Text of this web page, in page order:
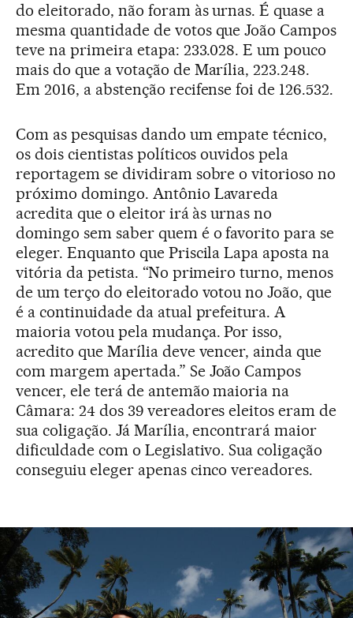
do eleitorado, não foram às urnas. É quase a
mesma quantidade de votos que João Campos
teve na primeira etapa: 233.028. E um pouco
mais do que a votação de Marília, 223.248.
Em 2016, a abstenção recifense foi de 126.532.
Com as pesquisas dando um empate técnico,
os dois cientistas políticos ouvidos pela
reportagem se dividiram sobre o vitorioso no
próximo domingo. Antônio Lavareda
acredita que o eleitor irá às urnas no
domingo sem saber quem é o favorito para se
eleger. Enquanto que Priscila Lapa aposta na
vitória da petista. “No primeiro turno, menos
de um terço do eleitorado votou no João, que
é a continuidade da atual prefeitura. A
maioria votou pela mudança. Por isso,
acredito que Marília deve vencer, ainda que
com margem apertada.” Se João Campos
vencer, ele terá de antemão maioria na
Câmara: 24 dos 39 vereadores eleitos eram de
sua coligação. Já Marília, encontrará maior
dificuldade com o Legislativo. Sua coligação
conseguiu eleger apenas cinco vereadores.